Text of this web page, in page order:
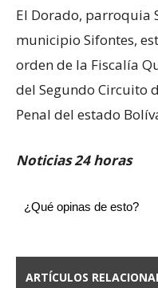
El Dorado, parroquia
municipio Sifontes,
orden de la Fiscalía
del Segundo Circuito
Penal del estado
Noticias 24 horas
¿Qué opinas de esto?
ARTÍCULOS